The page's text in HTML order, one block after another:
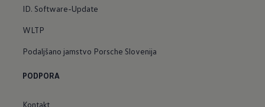
ID. Software-Update
WLTP
Podaljšano jamstvo Porsche Slovenija
PODPORA
Kontakt